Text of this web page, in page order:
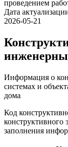
проведением
Дата
2026-05-21
Информация о
системах и
дома
Код
конструктивного
заполнения